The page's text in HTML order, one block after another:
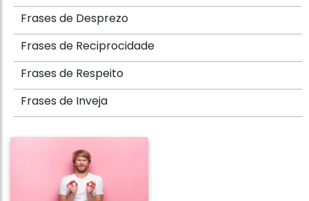
Frases de Desprezo
Frases de Reciprocidade
Frases de Respeito
Frases de Inveja